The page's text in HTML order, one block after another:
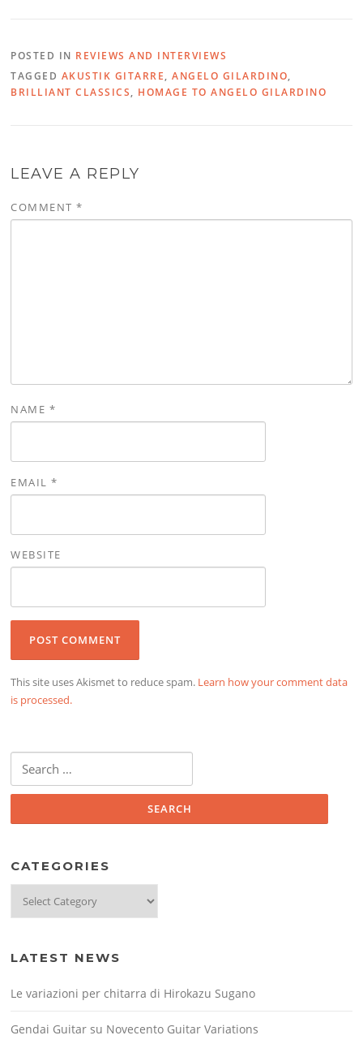
POSTED IN REVIEWS AND INTERVIEWS
TAGGED AKUSTIK GITARRE,ANGELO GILARDINO,
BRILLIANT CLASSICS, HOMAGE TO ANGELO GILARDINO
LEAVE A REPLY
COMMENT*
NAME *
EMAIL*
WEBSITE
This site uses Akismet to reduce spam. Learn how your comment data
is processed.
for:
CATEGORIES
LATEST NEWS
Le variazioni per chitarra di Hirokazu Sugano
Gendai Guitar su Novecento Guitar Variations